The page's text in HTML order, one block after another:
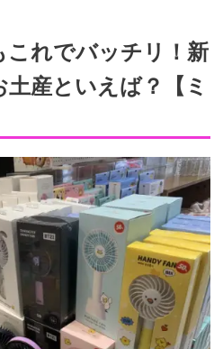
れでバッチリ！新
産といえば？【ミ